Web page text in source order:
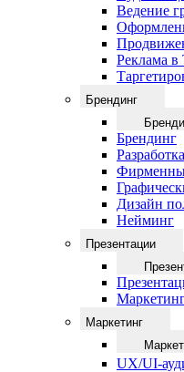
Ведение
Реклама в
Брендинг
Брендинг
Дизайн
Нейминг
Презентации
Маркетинг
UX/UI-